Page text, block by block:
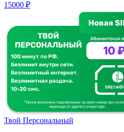
15000 ₽
Твой Персональный